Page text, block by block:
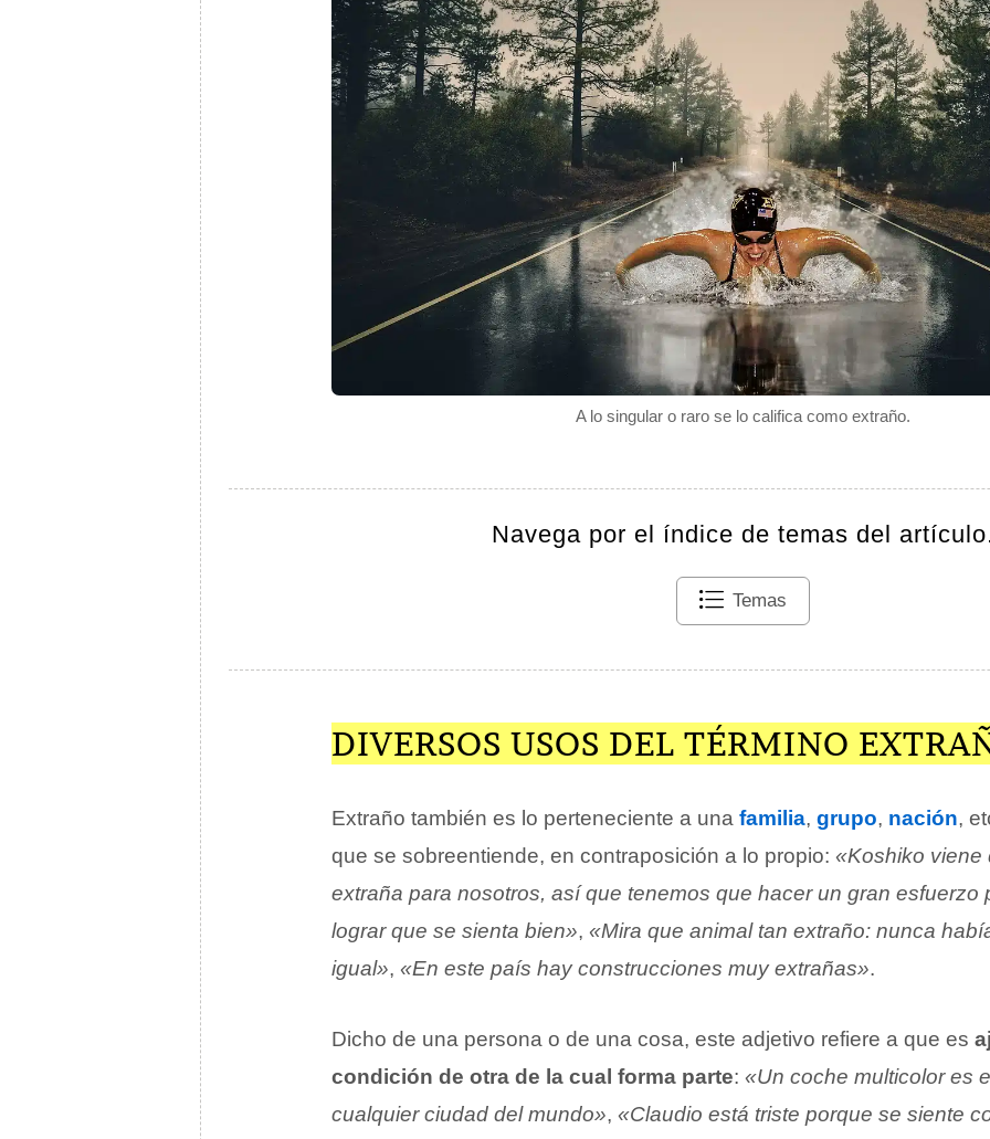
A lo singular o raro se lo califica como extraño.
Navega por el índice de temas del
Temas
DIVERSOS USOS DEL TÉRMINO
Extraño también es lo perteneciente a una familia, grupo, nación,
que se sobreentiende, en contraposición a lo propio: «Koshiko viene
extraña para nosotros, así que tenemos que hacer un gran esfuerzo
lograr que se sienta bien», «Mira que animal tan extraño: nunca
igual», «En este país hay construcciones muy extrañas».
Dicho de una persona o de una cosa, este adjetivo refiere a que es
condición de otra de la cual forma parte: «Un coche multicolor es
cualquier ciudad del mundo», «Claudio está triste porque se siente